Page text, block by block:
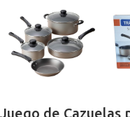
Juego de Cazuelas